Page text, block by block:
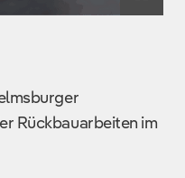
Rückbauarbeiten im